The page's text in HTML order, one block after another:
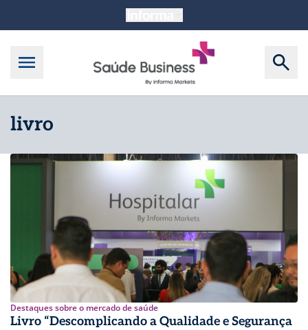
livro
Destaques sobre o mercado de saúde
Livro “Descomplicando a Qualidade e Segurança